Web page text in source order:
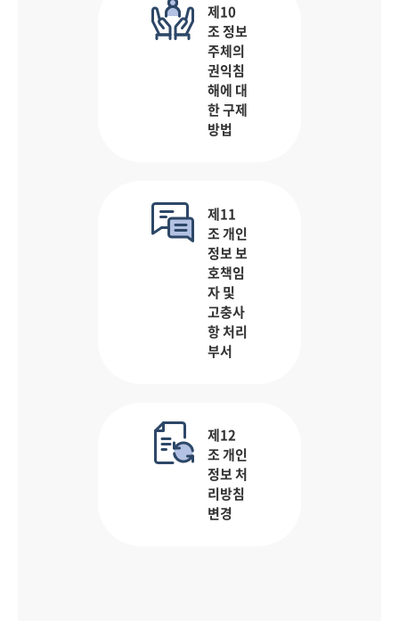
제10
조 정보
주체의
권익침
해에 대
한 구제
방법
제11
조 개인
정보 보
호책임
자 및
고충사
항 처리
부서
제12
조 개인
정보 처
리방침
변경